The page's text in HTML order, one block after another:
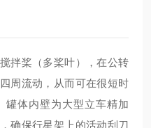
拌桨（多桨叶），在公转
周流动，从而可在很短时
罐体内壁为大型立车精加
确保行星架上的活动刮刀